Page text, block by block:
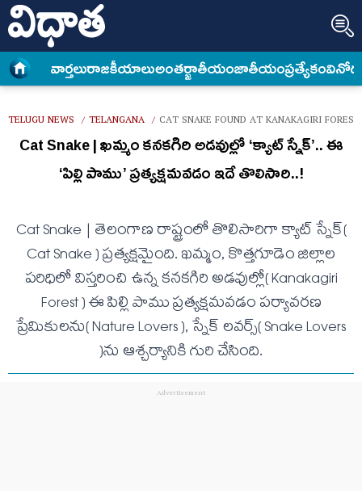
వార్త‌లురాజకీయాలుఅంత‌ర్జాతీయంజాతీయంప్రత్యేకం
TELUGU NEWS / TELANGANA / CAT SNAKE FOUND AT KANAKAGIRI
Cat Snake | ఖ‌మ్మం క‌న‌క‌గిరి అడ‌వుల్లో ‘క్యాట్ స్నేక్’.. ఈ
‘పిల్లి పాము’ ప్ర‌త్య‌క్ష‌మ‌వ‌డం ఇదే తొలిసారి..!
Cat Snake | తెలంగాణ రాష్ట్రంలో తొలిసారిగా క్యాట్ స్నేక్(
Cat Snake ) ప్ర‌త్య‌క్ష‌మైంది. ఖ‌మ్మం, కొత్త‌గూడెం జిల్లాల
ప‌రిధిలో విస్త‌రించి ఉన్న క‌న‌క‌గిరి అడ‌వుల్లో( Kanakagiri
Forest ) ఈ పిల్లి పాము ప్ర‌త్య‌క్ష‌మ‌వ‌డం ప‌ర్యావ‌ర‌ణ
ప్రేమికులను( Nature Lovers ), స్నేక్ ల‌వ‌ర్స్‌( Snake Lovers
)ను ఆశ్చ‌ర్యానికి గురి చేసింది.